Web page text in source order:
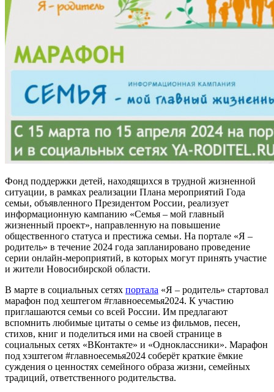
Фонд поддержки детей, находящихся в трудной жизненной
ситуации, в рамках реализации Плана мероприятий Года
семьи, объявленного Президентом России, реализует
информационную кампанию «Семья – мой главный
жизненный проект», направленную на повышение
общественного статуса и престижа семьи. На портале «Я –
родитель» в течение 2024 года запланировано проведение
серии онлайн-мероприятий, в которых могут принять участие
и жители Новосибирской области.
В марте в социальных сетях портала «Я – родитель» стартовал
марафон под хештегом #главноесемья2024. К участию
приглашаются семьи со всей России. Им предлагают
вспомнить любимые цитаты о семье из фильмов, песен,
стихов, книг и поделиться ими на своей странице в
социальных сетях «ВКонтакте» и «Одноклассники». Марафон
под хэштегом #главноесемья2024 соберёт краткие ёмкие
суждения о ценностях семейного образа жизни, семейных
традиций, ответственного родительства.